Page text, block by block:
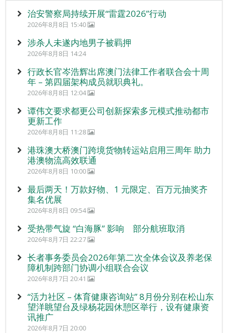
治安警察局持续开展“雷霆2026”行动
2026年8月8日 15:40
涉杀人未遂内地男子被羁押
2026年8月8日 14:24
行政长官岑浩辉出席澳门法律工作者联合会十周
年 – 第四届架构成员就职典礼。
2026年8月8日 12:04
谭伟文要求都更公司创新探索多元模式推动都市
更新工作
2026年8月8日 11:28
港珠澳大桥澳门跨境货物转运站启用三周年 助力
港澳物流高效联通
2026年8月8日 10:00
最后两天！万款好物、1 元限定、百万元抽奖齐
集名优展
2026年8月8日 09:54
受热带气旋 “白海豚” 影响 部分航班取消
2026年8月7日 22:27
长者事务委员会2026年第二次全体会议及养老保
障机制跨部门协调小组联合会议
2026年8月7日 20:41
“活力社区 – 体育健康咨询站” 8月份分别在松山东
望洋眺望台及绿杨花园休憩区举行，设有健康资
讯推广
2026年8月7日 20:00